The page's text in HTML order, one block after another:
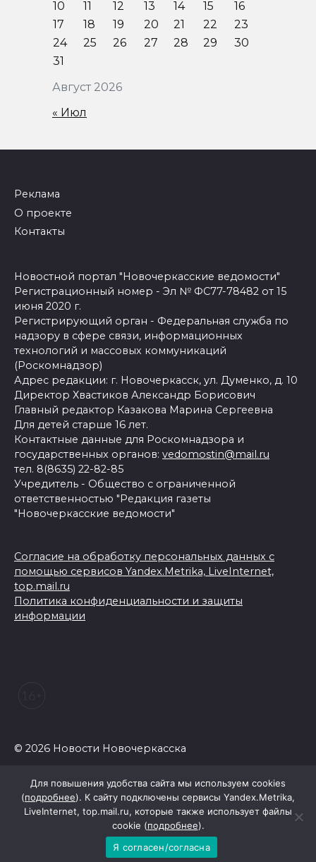
Август 2026
10
11 12 13 14 15
16
17
18 19 20 21 22
23
24
25 26 27 28 29
30
31
« Июл
Реклама
О проекте
Контакты
Новостной портал "Новочеркасские ведомости"
Регистрационный номер - Эл № ФС77-78482 от 15
июня 2020 г.
Регистрирующий орган - Федеральная служба по
надзору в сфере связи, информационных
технологий и массовых коммуникаций
(Роскомнадзор)
Адрес редакции: г. Новочеркасск, ул. Думенко, д. 10
Директор Хвастиков Александр Борисович
Главный редактор Казакова Марина Сергеевна
Для детей старше 16 лет.
Контактные данные для Роскомнадзора и
государственных органов: vedomostin@mail.ru
тел. 8(8635) 22-82-85
Учредитель - Общество с ограниченной
ответственностью "Редакция газеты
"Новочеркасские ведомости"
Согласие на обработку персональных данных с
помощью сервисов Yandex.Metrika, LiveInternet,
top.mail.ru
Политика конфиденциальности и защиты
информации
© 2026 Новости Новочеркасска
Для повышения удобства сайта мы используем cookies
(подробнее). К сайту подключены сервисы Yandex.Metrika,
LiveInternet, top.mail.ru, которые также использует файлы
cookie (подробнее).
Я согласен/согласна